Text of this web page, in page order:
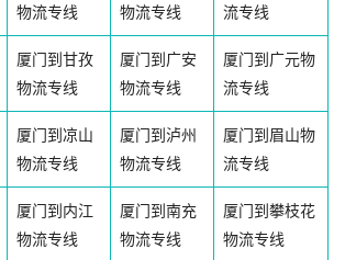
物流专线
物流专线
流专线
厦门到甘孜
物流专线
厦门到广安
物流专线
厦门到广元物
流专线
厦门到凉山
物流专线
厦门到泸州
物流专线
厦门到眉山物
流专线
厦门到内江
物流专线
厦门到南充
物流专线
厦门到攀枝花
物流专线